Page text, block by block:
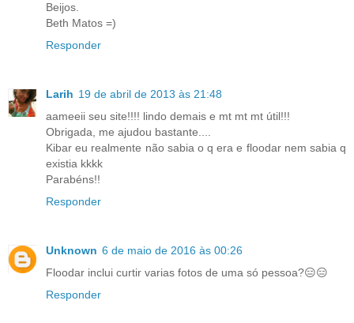
Beijos.
Beth Matos =)
Responder
Larih 19 de abril de 2013 às 21:48
aameeii seu site!!!! lindo demais e mt mt mt útil!!!
Obrigada, me ajudou bastante....
Kibar eu realmente não sabia o q era e floodar nem sabia q
existia kkkk
Parabéns!!
Responder
Unknown 6 de maio de 2016 às 00:26
Floodar inclui curtir varias fotos de uma só pessoa?😑😑
Responder